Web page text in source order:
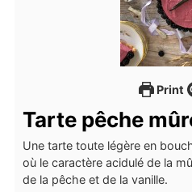
Print
Tarte pêche
Une tarte toute légère en
où le caractère acidulé de la
de la pêche et de la vanille.